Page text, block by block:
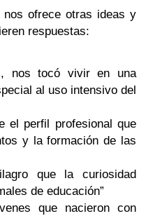
nos ofrece otras ideas y
respuestas:
nos tocó vivir en una
al uso intensivo del
el perfil profesional que
y la formación de las
que la curiosidad
de educación”
que nacieron con